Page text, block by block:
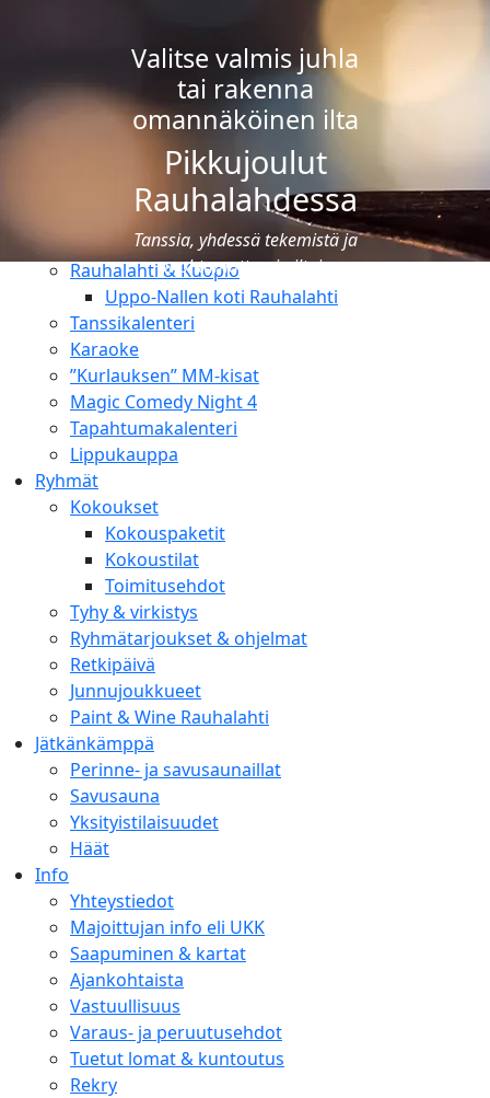
Uimakoulut
Ruokailut
Pikkujoulut
Juhlat & tilausruokailut
Lomaohjelma & luonto
Rauhalahti & Kuopio
Uppo-Nallen koti Rauhalahti
Tanssikalenteri
Karaoke
”Kurlauksen” MM-kisat
Magic Comedy Night 4
Tapahtumakalenteri
Lippukauppa
Ryhmät
Kokoukset
Kokouspaketit
Kokoustilat
Toimitusehdot
Tyhy & virkistys
Ryhmätarjoukset & ohjelmat
Retkipäivä
Junnujoukkueet
Paint & Wine Rauhalahti
Jätkänkämppä
Perinne- ja savusaunaillat
Savusauna
Yksityistilaisuudet
Häät
Info
Yhteystiedot
Majoittujan info eli UKK
Saapuminen & kartat
Ajankohtaista
Vastuullisuus
Varaus- ja peruutusehdot
Tuetut lomat & kuntoutus
Rekry
Valitse valmis juhla
tai rakenna
omannäköinen ilta
Pikkujoulut
Rauhalahdessa
Tanssia, yhdessä tekemistä ja
unohtumattomia iltoja